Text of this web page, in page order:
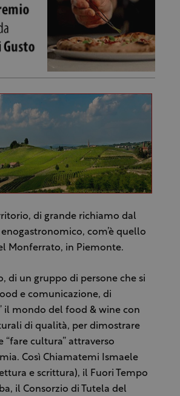
di grande richiamo dal
com’è quello
Monferrato, in Piemonte.
di un gruppo di persone che si
e comunicazione, di
il mondo del food & wine con
di qualità, per dimostrare
“fare cultura” attraverso
Così Chiamatemi Ismaele
e scrittura), il Fuori Tempo
il Consorzio di Tutela del